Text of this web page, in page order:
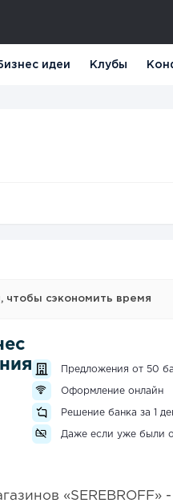
идеи Клубы
чтобы сэкономить время
Предложения от 50
Оформление онлайн
Решение банка за 1
Даже если уже были
«SEREBROFF»